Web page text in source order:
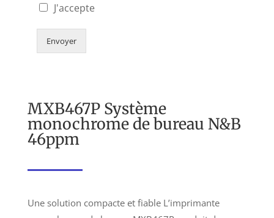
J'accepte
Envoyer
MXB467P Système
monochrome de bureau N&B
46ppm
Une solution compacte et fiable L’imprimante